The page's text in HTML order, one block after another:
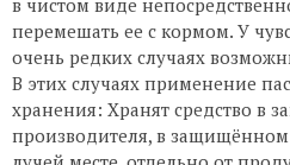
перемешать ее с кормом. У
очень редких случаях
В этих случаях применение
хранения: Хранят средство в
производителя, в